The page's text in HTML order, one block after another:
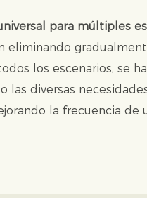
para múltiples
eliminando
los escenarios, se
las diversas
la frecuencia de